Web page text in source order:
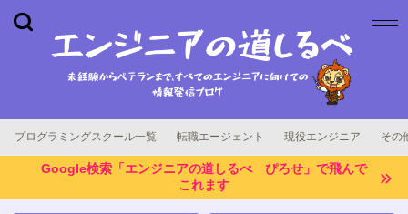
プログラミングスクール一覧 転職エージェント 現役エンジニア その
Google検索「エンジニアの道しるべ ぴろせ」で飛んで
これます